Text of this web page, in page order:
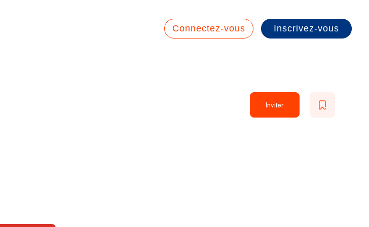
Connectez-vous Inscrivez-vous
Inviter